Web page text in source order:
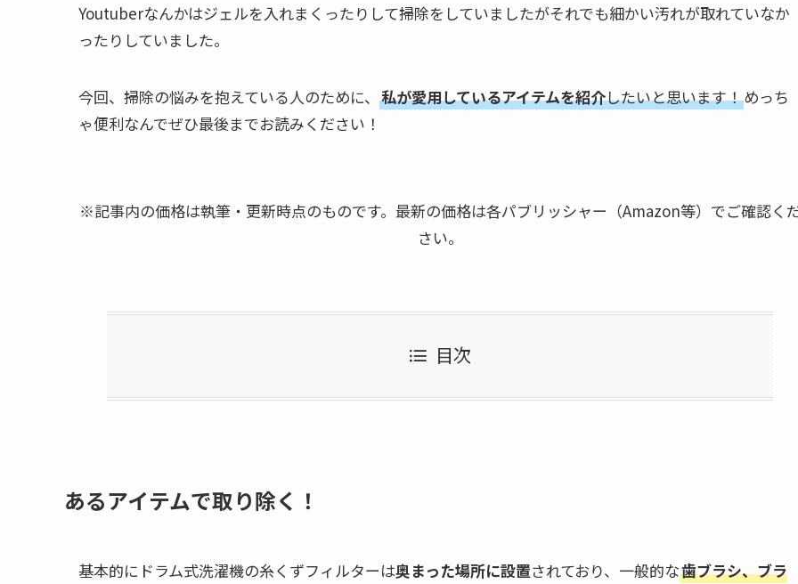
Youtuberなんかはジェルを入れまくったりして掃除をしていましたがそれでも細かい汚れが取れていなか
ったりしていました。
今回、掃除の悩みを抱えている人のために、 私が愛用しているアイテムを紹介したいと思います！めっち
ゃ便利なんでぜひ最後までお読みください！
※記事内の価格は執筆・更新時点のものです。最新の価格は各パブリッシャー（Amazon等）でご確認く
さい。
目次
あるアイテムで取り除く！
基本的にドラム式洗濯機の糸くずフィルターは奥まった場所に設置されており、一般的な歯ブラシ、ブラ